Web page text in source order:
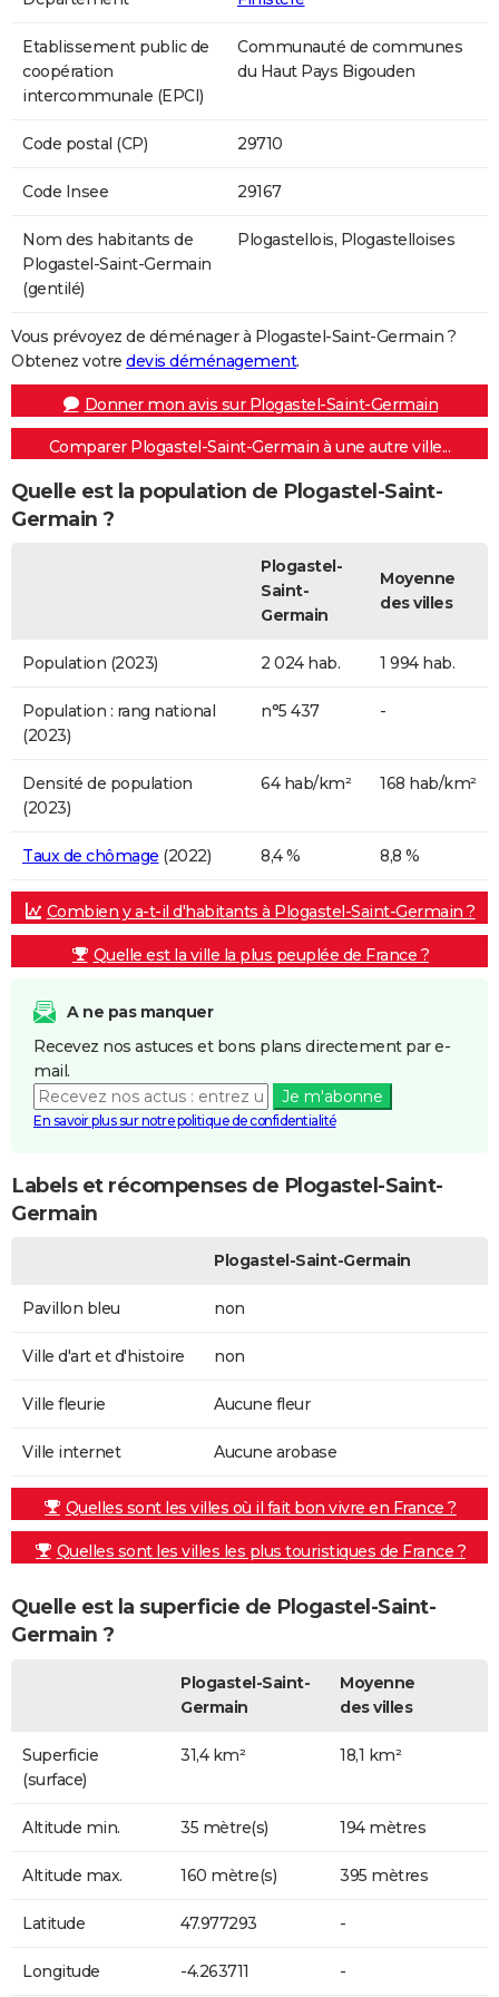
Etablissement public de
coopération
intercommunale (EPCI)
Communauté de communes
du Haut Pays Bigouden
Code postal (CP) 29710
Code Insee 29167
Nom des habitants de
Plogastel-Saint-Germain
(gentilé)
Plogastellois, Plogastelloises
Vous prévoyez de déménager à Plogastel-Saint-Germain ?
Obtenez votre devis déménagement.
Donner mon avis sur Plogastel-Saint-Germain
Comparer Plogastel-Saint-Germain à une autre ville...
Quelle est la population de Plogastel-Saint-
Germain ?
Plogastel-
Saint-
Germain
Moyenne
des villes
Population (2023) 2 024 hab. 1 994 hab.
Population : rang national
(2023)
n°5 437 -
Densité de population
(2023)
64 hab/km² 168 hab/km²
Taux de chômage (2022) 8,4 % 8,8 %
Combien y a-t-il d'habitants à Plogastel-Saint-Germain ?
Quelle est la ville la plus peuplée de France ?
A ne pas manquer
Recevez nos astuces et bons plans directement par e-
mail.
Je m'abonne
En savoir plus sur notre politique de confidentialité
Labels et récompenses de Plogastel-Saint-
Germain
Plogastel-Saint-Germain
Pavillon bleu non
Ville d'art et d'histoire non
Ville fleurie Aucune fleur
Ville internet Aucune arobase
Quelles sont les villes où il fait bon vivre en France ?
Quelles sont les villes les plus touristiques de France ?
Quelle est la superficie de Plogastel-Saint-
Germain ?
Plogastel-Saint-
Germain
Moyenne
des villes
Superficie
(surface)
31,4 km² 18,1 km²
Altitude min. 35 mètre(s) 194 mètres
Altitude max. 160 mètre(s) 395 mètres
Latitude 47.977293 -
Longitude -4.263711 -